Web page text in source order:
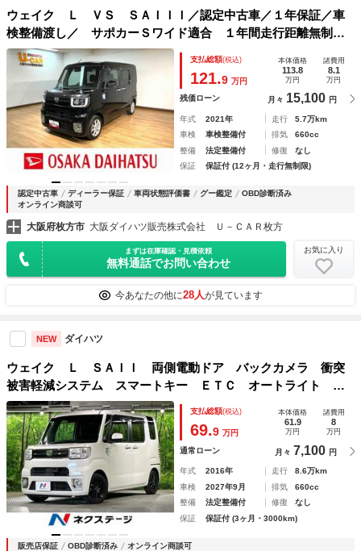
ウェイク Ｌ ＶＳ ＳＡＩＩＩ／認定中古車／１年保証／車
検整備渡し／ サポカーＳワイド適合 １年間走行距離無制限
保証 車検整備渡し ワイドＤＶＤ／ＵＳＢチューナー ＥＴ
Ｃ バックカメラ キーフリー 両側電動スライドドア ＬＥ
Ｄヘットライト、フォグ オートハイビーム
支払総額(税込)
121.9 万円
本体価格
113.8
万円
諸費用
8.1
万円
残価ローン 月々 15,100 円
年式 2021年 走行
5.7万km
車検
車検整備付 排気
660cc
整備
法定整備付 修復
なし
保証
保証付 (12ヶ月・走行無制限)
認定中古車 ディーラー保証 車両状態評価書 グー鑑定
OBD診断済み
オンライン商談可
大阪府枚方市 大阪ダイハツ販売株式会社 Ｕ－ＣＡＲ枚方
まずは在庫確認・見積依頼
無料通話でお問い合わせ
お気に入り
今あなたの他に28人が見ています
NEW ダイハツ
ウェイク Ｌ ＳＡＩＩ 両側電動ドア バックカメラ 衝突
被害軽減システム スマートキー ＥＴＣ オートライト オ
ートエアコン ＣＤ 地デジ
支払総額(税込)
69.9 万円
本体価格
61.9
万円
諸費用
8
万円
通常ローン 月々 7,100 円
年式 2016年 走行
8.6万km
車検
2027年9月 排気
660cc
整備
法定整備付 修復
なし
保証
保証付 (3ヶ月・3000km)
販売店保証 OBD診断済み オンライン商談可